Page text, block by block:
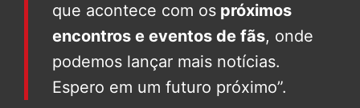
que acontece com os próximos
encontros e eventos de fãs, onde
podemos lançar mais notícias.
Espero em um futuro próximo”.